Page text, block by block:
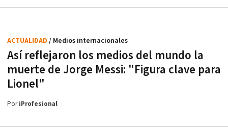
Así reflejaron los medios del mundo la
muerte de Jorge Messi: "Figura clave para
Lionel"
ACTUALIDAD / Medios internacionales
PoriProfesional